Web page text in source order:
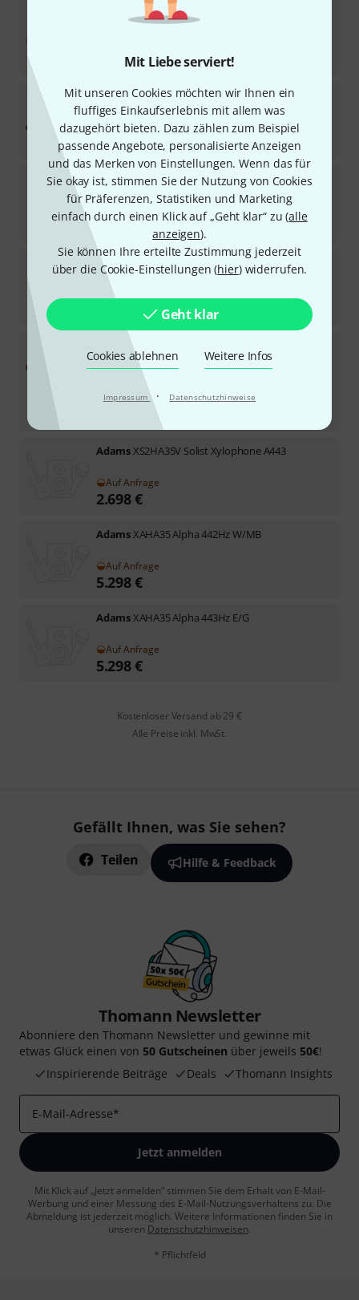
Mit Liebe serviert!
Mit unseren Cookies möchten wir Ihnen ein
fluffiges Einkaufserlebnis mit allem was
dazugehört bieten. Dazu zählen zum Beispiel
passende Angebote, personalisierte Anzeigen
und das Merken von Einstellungen. Wenn das für
Sie okay ist, stimmen Sie der Nutzung von Cookies
für Präferenzen, Statistiken und Marketing
einfach durch einen Klick auf „Geht klar“ zu (alle
anzeigen).
Sie können Ihre erteilte Zustimmung jederzeit
über die Cookie-Einstellungen (hier) widerrufen.
Geht klar
Cookies ablehnen Weitere Infos
Impressum · Datenschutzhinweise
XAHA40 Alpha 443Hz G/MB
5.698€
YamahaYX 500R Xylophone A=442
Auf Anfrage
4.298€
SonorCXPO Concert Xylophon Palisono
Sofort lieferbar
2.998 €
Studio 49 RXC 4000/V A=443
Auf Anfrage
Thomann
Sofort lieferbar
1.529 €
30-Tage-Bestpreis
AdamsXS2HA35V Solist Xylophone A443
Auf Anfrage
2.698€
AdamsXAHA35 Alpha 442Hz W/MB
Auf Anfrage
5.298€
AdamsXAHA35 Alpha 443Hz E/G
Auf Anfrage
5.298€
Kostenloser Versand ab 29 €
Alle Preise inkl. MwSt.
Gefällt Ihnen, was Sie sehen?
Teilen Hilfe & Feedback
Thomann Newsletter
Abonniere den Thomann Newsletter und gewinne mit
etwas Glück einen von 50 Gutscheinen über jeweils 50€!
Inspirierende Beiträge
Deals Thomann Insights
E-Mail-Adresse*
Jetzt anmelden
Mit Klick auf „Jetzt anmelden“ stimmen Sie dem Erhalt von E-Mail-
Werbung und einer Messung des E-Mail-Nutzungsverhaltens zu. Die
Abmeldung ist jederzeit möglich. Weitere Informationen finden Sie in
unseren Datenschutzhinweisen.
* Pflichtfeld